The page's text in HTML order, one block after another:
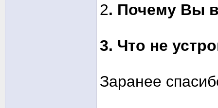
2. Почему Вы
3. Что не
Заранее